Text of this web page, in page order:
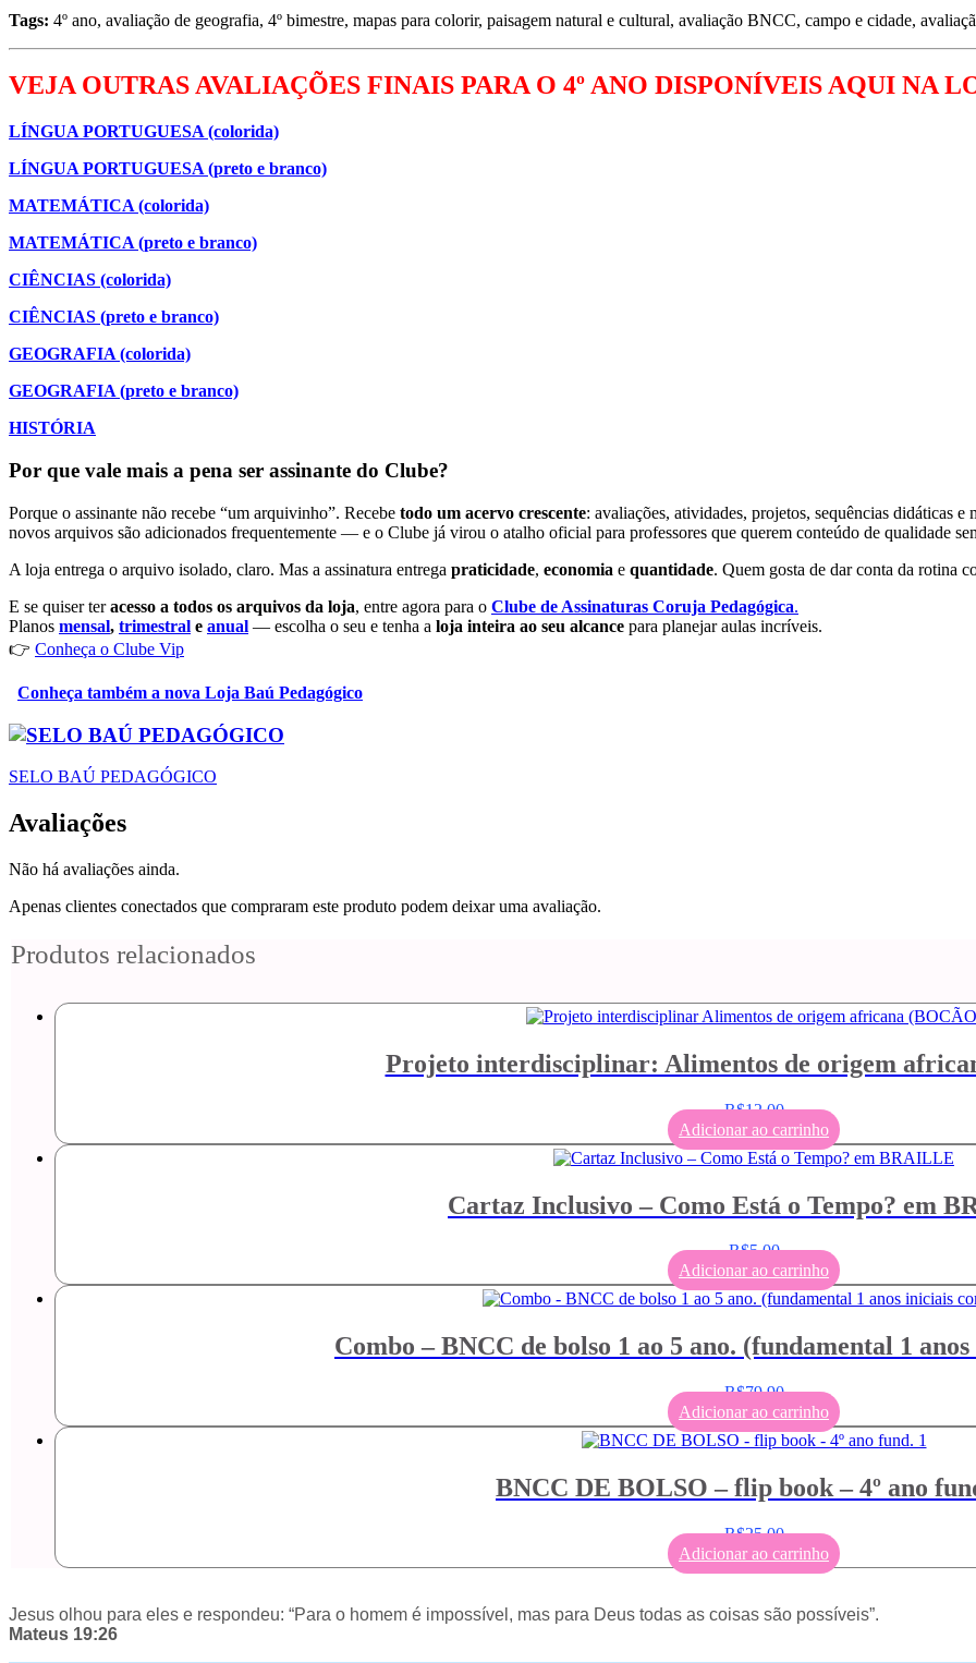
Tags: 4º ano, avaliação de geografia, 4º bimestre, mapas para colorir, paisagem natural e cultural, avaliação BNCC, campo e cidade,
VEJA OUTRAS AVALIAÇÕES FINAIS PARA O 4º ANO DISPONÍVEIS AQUI NA
LÍNGUA PORTUGUESA (colorida)
LÍNGUA PORTUGUESA (preto e branco)
MATEMÁTICA (colorida)
MATEMÁTICA (preto e branco)
CIÊNCIAS (colorida)
CIÊNCIAS (preto e branco)
GEOGRAFIA (colorida)
GEOGRAFIA (preto e branco)
HISTÓRIA
Por que vale mais a pena ser assinante do Clube?
Porque o assinante não recebe “um arquivinho”. Recebe todo um acervo crescente: avaliações, atividades, projetos, sequências didáticas
novos arquivos são adicionados frequentemente — e o Clube já virou o atalho oficial para professores que querem conteúdo de qualidade
A loja entrega o arquivo isolado, claro. Mas a assinatura entrega praticidade, economia e quantidade. Quem gosta de dar conta da rotina
E se quiser teracesso a todos os arquivos da loja, entre agora para o Clube de Assinaturas Coruja Pedagógica.
Planos mensal, trimestral e anual — escolha o seu e tenha a loja inteira ao seu alcance para planejar aulas incríveis.
👉 Conheça o Clube Vip
Conheça também a nova Loja Baú Pedagógico
SELO BAÚ PEDAGÓGICO
Avaliações
Não há avaliações ainda.
Apenas clientes conectados que compraram este produto podem deixar uma avaliação.
Produtos relacionados
Projeto interdisciplinar: Alimentos de origem
R$12,00
Adicionar ao carrinho
Cartaz Inclusivo – Como Está o Tempo? em
R$5,00
Adicionar ao carrinho
Combo – BNCC de bolso 1 ao 5 ano. (fundamental 1
R$79,90
Adicionar ao carrinho
BNCC DE BOLSO – flip book – 4º ano
R$25,00
Adicionar ao carrinho
Jesus olhou para eles e respondeu: “Para o homem é impossível, mas para Deus todas as coisas são possíveis”.
Mateus 19:26